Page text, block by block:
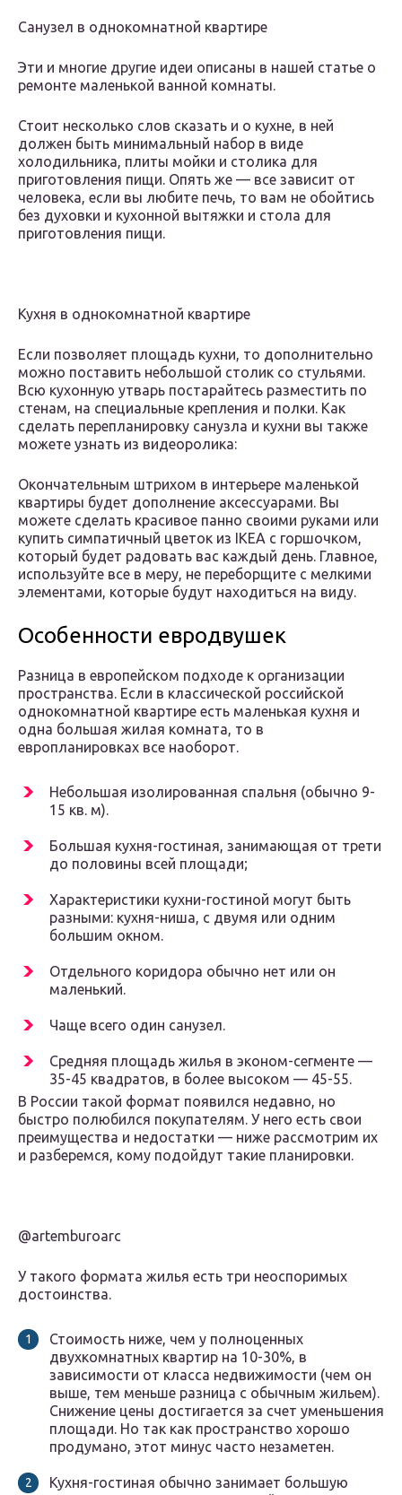
Санузел в однокомнатной квартире
Эти и многие другие идеи описаны в нашей статье о
ремонте маленькой ванной комнаты.
Стоит несколько слов сказать и о кухне, в ней
должен быть минимальный набор в виде
холодильника, плиты мойки и столика для
приготовления пищи. Опять же — все зависит от
человека, если вы любите печь, то вам не обойтись
без духовки и кухонной вытяжки и стола для
приготовления пищи.
Кухня в однокомнатной квартире
Если позволяет площадь кухни, то дополнительно
можно поставить небольшой столик со стульями.
Всю кухонную утварь постарайтесь разместить по
стенам, на специальные крепления и полки. Как
сделать перепланировку санузла и кухни вы также
можете узнать из видеоролика:
Окончательным штрихом в интерьере маленькой
квартиры будет дополнение аксессуарами. Вы
можете сделать красивое панно своими руками или
купить симпатичный цветок из IKEA с горшочком,
который будет радовать вас каждый день. Главное,
используйте все в меру, не переборщите с мелкими
элементами, которые будут находиться на виду.
Особенности евродвушек
Разница в европейском подходе к организации
пространства. Если в классической российской
однокомнатной квартире есть маленькая кухня и
одна большая жилая комната, то в
европланировках все наоборот.
Небольшая изолированная спальня (обычно 9-
15 кв. м).
Большая кухня-гостиная, занимающая от трети
до половины всей площади;
Характеристики кухни-гостиной могут быть
разными: кухня-ниша, с двумя или одним
большим окном.
Отдельного коридора обычно нет или он
маленький.
Чаще всего один санузел.
Средняя площадь жилья в эконом-сегменте —
35-45 квадратов, в более высоком — 45-55.
В России такой формат появился недавно, но
быстро полюбился покупателям. У него есть свои
преимущества и недостатки — ниже рассмотрим их
и разберемся, кому подойдут такие планировки.
@artemburoarc
У такого формата жилья есть три неоспоримых
достоинства.
Стоимость ниже, чем у полноценных
двухкомнатных квартир на 10-30%, в
зависимости от класса недвижимости (чем он
выше, тем меньше разница с обычным жильем).
Снижение цены достигается за счет уменьшения
площади. Но так как пространство хорошо
продумано, этот минус часто незаметен.
Кухня-гостиная обычно занимает большую